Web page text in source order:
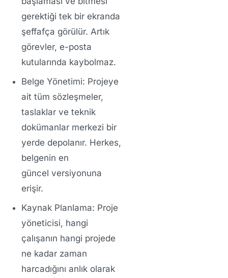
gerektiği tek bir ekranda
şeffafça görülür. Artık
görevler, e-posta
kutularında kaybolmaz.
Belge Yönetimi: Projeye
ait tüm sözleşmeler,
taslaklar ve teknik
dokümanlar merkezi bir
yerde depolanır. Herkes,
belgenin en
güncel versiyonuna
erişir.
Kaynak Planlama: Proje
yöneticisi, hangi
çalışanın hangi projede
ne kadar zaman
harcadığını anlık olarak